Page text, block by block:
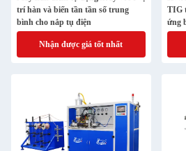
trí hàn và biến tần tần số trung
bình cho nắp tụ điện
Nhận được giá tốt nhất
TIG
ứng